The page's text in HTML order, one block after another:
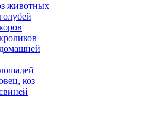
животных
коз